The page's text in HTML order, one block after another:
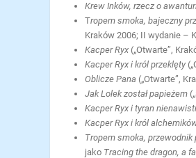
Krew Inków, rzecz o
Tropem smoka, bajeczny
Kraków 2006; II wydanie –
Kacper Ryx („Otwarte”,
Kacper Ryx i król przeklęty
Oblicze Pana („Otwarte”,
Jak Lolek został papieżem
Kacper Ryx i tyran
Kacper Ryx i król
Tropem smoka,
jako Tracing the dragon, a